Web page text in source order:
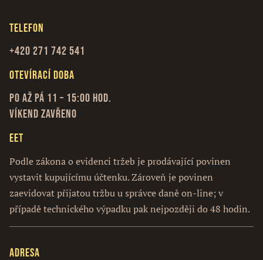
Telefon
+420 271 742 541
Otevírací doba
Po až Pá 11 – 15:00 hod.
Víkend zavřeno
EET
Podle zákona o evidenci tržeb je prodávající povinen
vystavit kupujícímu účtenku. Zároveň je povinen
zaevidovat přijatou tržbu u správce daně on-line; v
případě technického výpadku pak nejpozději do 48 hodin.
Adresa